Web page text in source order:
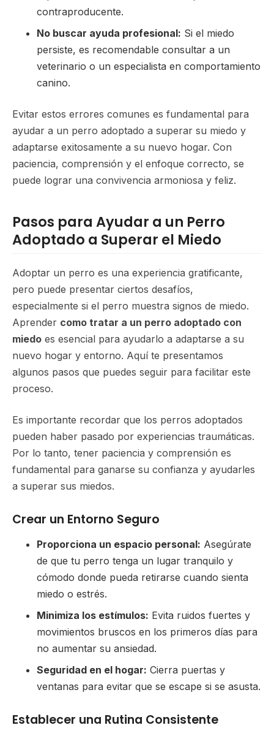
contraproducente.
No buscar ayuda profesional: Si el miedo
persiste, es recomendable consultar a un
veterinario o un especialista en comportamiento
canino.
Evitar estos errores comunes es fundamental para
ayudar a un perro adoptado a superar su miedo y
adaptarse exitosamente a su nuevo hogar. Con
paciencia, comprensión y el enfoque correcto, se
puede lograr una convivencia armoniosa y feliz.
Pasos para Ayudar a un Perro
Adoptado a Superar el Miedo
Adoptar un perro es una experiencia gratificante,
pero puede presentar ciertos desafíos,
especialmente si el perro muestra signos de miedo.
Aprender como tratar a un perro adoptado con
miedo es esencial para ayudarlo a adaptarse a su
nuevo hogar y entorno. Aquí te presentamos
algunos pasos que puedes seguir para facilitar este
proceso.
Es importante recordar que los perros adoptados
pueden haber pasado por experiencias traumáticas.
Por lo tanto, tener paciencia y comprensión es
fundamental para ganarse su confianza y ayudarles
a superar sus miedos.
Crear un Entorno Seguro
Proporciona un espacio personal: Asegúrate
de que tu perro tenga un lugar tranquilo y
cómodo donde pueda retirarse cuando sienta
miedo o estrés.
Minimiza los estímulos: Evita ruidos fuertes y
movimientos bruscos en los primeros días para
no aumentar su ansiedad.
Seguridad en el hogar: Cierra puertas y
ventanas para evitar que se escape si se asusta.
Establecer una Rutina Consistente